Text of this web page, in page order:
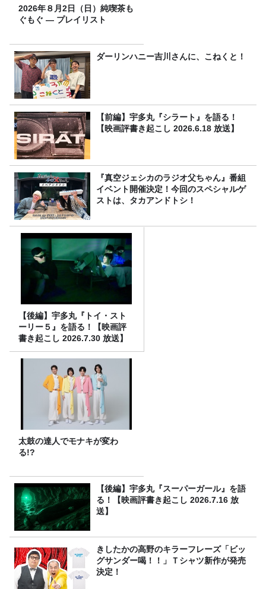
2026年８月2日（日）純喫茶も
ぐもぐ ― プレイリスト
ダーリンハニー吉川さんに、こねくと！
【前編】宇多丸『シラート』を語る！
【映画評書き起こし 2026.6.18 放送】
『真空ジェシカのラジオ父ちゃん』番組
イベント開催決定！今回のスペシャルゲ
ストは、タカアンドトシ！
【後編】宇多丸『トイ・スト
ーリー５』を語る！【映画評
書き起こし 2026.7.30 放送】
太鼓の達人でモナキが変わ
る!?
【後編】宇多丸『スーパーガール』を語
る！【映画評書き起こし 2026.7.16 放
送】
きしたかの高野のキラーフレーズ「ビッ
グサンダー喝！！」Ｔシャツ新作が発売
決定！